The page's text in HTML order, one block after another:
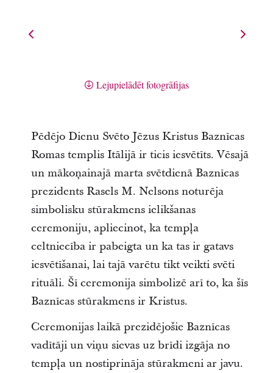
Lejupielādēt fotogrāfijas
Pēdējo Dienu Svēto Jēzus Kristus Baznīcas
Romas templis Itālijā ir ticis iesvētīts. Vēsajā
un mākoņainajā marta svētdienā Baznīcas
prezidents Rasels M. Nelsons noturēja
simbolisku stūrakmens ielikšanas
ceremoniju, apliecinot, ka tempļa
celtniecība ir pabeigta un ka tas ir gatavs
iesvētīšanai, lai tajā varētu tikt veikti svēti
rituāli. Šī ceremonija simbolizē arī to, ka šīs
Baznīcas stūrakmens ir Kristus.
Ceremonijas laikā prezidējošie Baznīcas
vadītāji un viņu sievas uz brīdi izgāja no
tempļa un nostiprināja stūrakmeni ar javu.